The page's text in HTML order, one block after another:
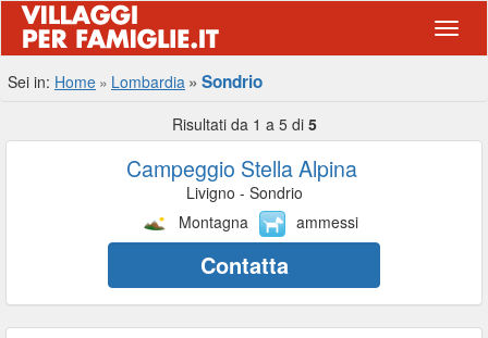
Sei in: Home Lombardia Sondrio
Risultati da 1 a 5 di 5
Campeggio Stella Alpina
Livigno - Sondrio
Montagna
ammessi
Contatta